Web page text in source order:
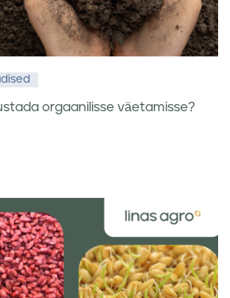
orgaanilisse väetamisse?